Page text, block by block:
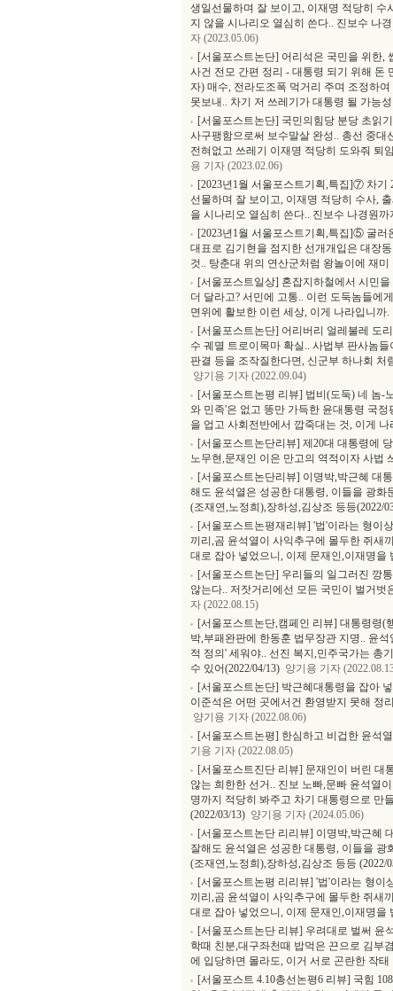
생일선물하며 잘 보이고, 이재명 적당히 수
지 않을 시나리오 열심히 쓴다.. 진보수 나
자 (2023.05.06)
[서울포스트논단] 어리석은 국민을 위한,
사건 전모 간편 정리 - 대통령 되기 위해 돈
자) 매수, 전라도조폭 먹거리 주며 조정하
못보내.. 차기 저 쓰레기가 대통령 될 가능
[서울포스트논단] 국민의힘당 분당 초읽
사구팽함으로써 보수말살 완성.. 총선 중대
전혀없고 쓰레기 이재명 적당히 도와줘 퇴
용 기자 (2023.02.06)
[2023년1월 서울포스트기획,특집]⑦ 차기
선물하며 잘 보이고, 이재명 적당히 수사,
을 시나리오 열심히 쓴다.. 진보수 나경원
[2023년1월 서울포스트기획,특집]⑤ 굴러
대표로 김기현을 점지한 선개개입은 대장
것.. 탕춘대 위의 연산군처럼 왕놀이에 재
[서울포스트일상] 혼잡지하철에서 시민
더 달라고? 서민에 고통.. 이런 도둑놈들에
면위에 활보한 이런 세상, 이게 나라입니까
[서울포스트논단] 어리버리 얼레불레 도
수 궤멸 트로이목마 확실.. 사법부 판사놈
판결 등을 조작질한다면, 신군부 하나회
양기용 기자 (2022.09.04)
[서울포스트논평 리뷰] 법비(도둑) 네 놈-
와 민족'은 없고 똥만 가득한 윤대통령 국
을 업고 사회전반에서 깝죽대는 것, 이게 나
[서울포스트논단리뷰] 제20대 대통령에
노무현,문재인 이은 만고의 역적이자 사법
[서울포스트논단리뷰] 이명박,박근혜 대
해도 윤석열은 성공한 대통령, 이들을 광화
(조재연,노정희),장하성,김상조 등등(2022/
[서울포스트논평재리뷰] '법'이라는 형이
끼리,곰 윤석열이 사익추구에 몰두한 쥐새
대로 잡아 넣었으니, 이제 문재인,이재명을
[서울포스트논단] 우리들의 일그러진 깡
않는다.. 저잣거리에선 모든 국민이 벌거
자 (2022.08.15)
[서울포스트논단,캠페인 리뷰] 대통령령(
박,부패완판에 한동훈 법무장관 지명.. 윤
적 정의' 세워야.. 선진 복지,민주국가는 총
수 있어(2022/04/13) 양기용 기자
[서울포스트논단] 박근혜대통령을 잡아
이준석은 어떤 곳에서건 환영받지 못해 정
양기용 기자 (2022.08.06)
[서울포스트논평] 한심하고 비겁한 윤석
기용 기자 (2022.08.05)
[서울포스트진단 리뷰] 문재인이 버린 대
않는 희한한 선거.. 진보 노빠,문빠 윤석열
명까지 적당히 봐주고 차기 대통령으로 만
(2022/03/13) 양기용 기자 (2024.05.06)
[서울포스트논단 리리뷰] 이명박,박근혜
잘해도 윤석열은 성공한 대통령, 이들을
(조재연,노정희),장하성,김상조 등등 (2022/
[서울포스트논평 리리뷰] '법'이라는 형이
끼리,곰 윤석열이 사익추구에 몰두한 쥐새
대로 잡아 넣었으니, 이제 문재인,이재명을
[서울포스트논단 리뷰] 우려대로 벌써 윤
학때 친분,대구좌천때 밥먹은 끈으로 김부
에 입당하면 몰라도, 이거 서로 곤란한 작태
[서울포스트 4.10총선논평6 리뷰] 국힘